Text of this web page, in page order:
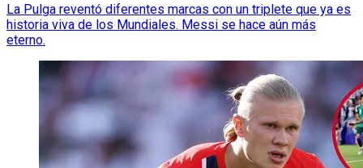
La Pulga reventó diferentes marcas con un triplete que ya es
historia viva de los Mundiales. Messi se hace aún más
eterno.